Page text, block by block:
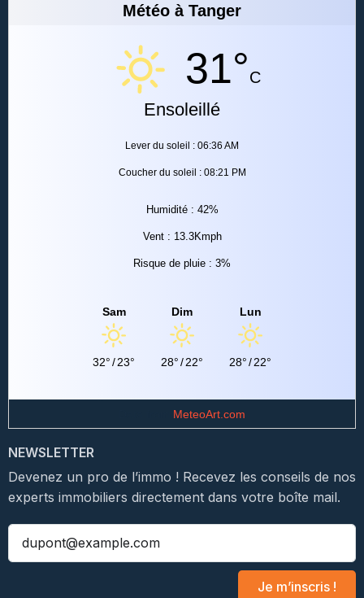
Météo à Tanger
31°C
Ensoleillé
Lever du soleil : 06:36 AM
Coucher du soleil : 08:21 PM
Humidité : 42%
Vent : 13.3Kmph
Risque de pluie : 3%
Sam
32°/23°
Dim
28°/22°
Lun
28°/22°
MeteoArt.com
NEWSLETTER
Devenez un pro de l’immo ! Recevez les conseils de nos
experts immobiliers directement dans votre boîte mail.
Je m’inscris !